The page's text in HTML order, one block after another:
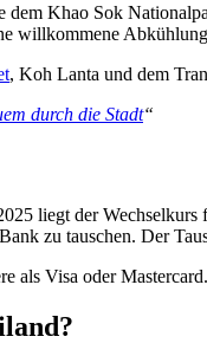
Khao Sok
willkommene
, Koh Lanta und dem
durch die Stadt“
liegt der
zu tauschen. Der
als Visa oder